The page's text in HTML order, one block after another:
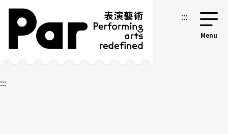
跳到主要內容區塊
網站導覽 :::
:::